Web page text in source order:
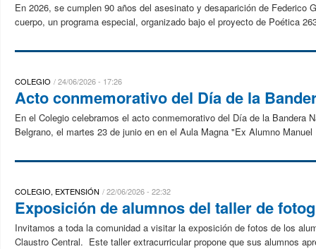
En 2026, se cumplen 90 años del asesinato y desaparición de
cuerpo, un programa especial, organizado bajo el proyecto de Poética
COLEGIO 24/06/2026 - 17:26
Acto conmemorativo del Día de la
En el Colegio celebramos el acto conmemorativo del Día de la Bandera
Belgrano, el martes 23 de junio en en el Aula Magna "Ex Alumno
COLEGIO, EXTENSIÓN 22/06/2026 - 22:32
Exposición de alumnos del taller de
Invitamos a toda la comunidad a visitar la exposición de fotos de los
Claustro Central. Este taller extracurricular propone que sus alumnos